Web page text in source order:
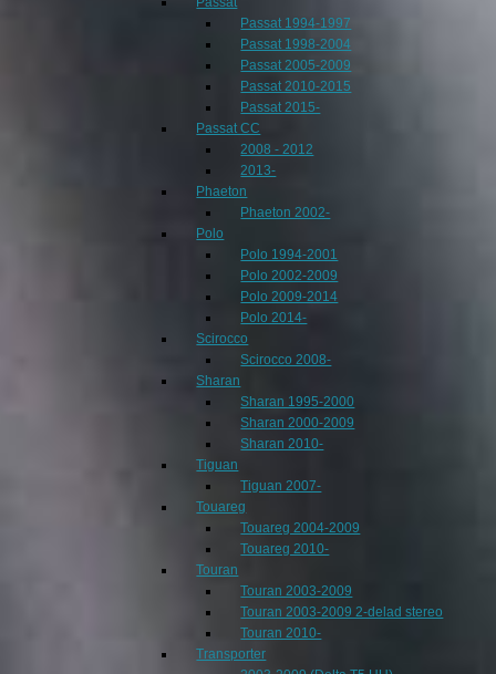
Passat 1994-1997
Passat 1998-2004
Passat 2005-2009
Passat 2010-2015
Passat 2015-
Passat CC
2008 - 2012
2013-
Phaeton
Phaeton 2002-
Polo
Polo 1994-2001
Polo 2002-2009
Polo 2009-2014
Polo 2014-
Scirocco
Scirocco 2008-
Sharan
Sharan 1995-2000
Sharan 2000-2009
Sharan 2010-
Tiguan
Tiguan 2007-
Touareg
Touareg 2004-2009
Touareg 2010-
Touran
Touran 2003-2009
Touran 2003-2009 2-delad stereo
Touran 2010-
Transporter